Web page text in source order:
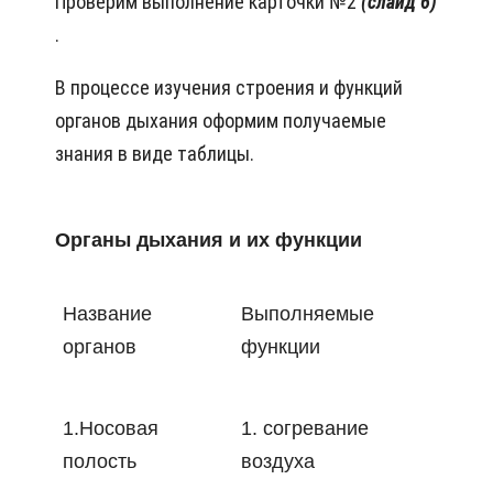
.
В процессе изучения строения и функций
органов дыхания оформим получаемые
знания в виде таблицы.
Органы дыхания и их функции
Название
органов
Выполняемые
функции
1.Носовая
полость
1. согревание
воздуха